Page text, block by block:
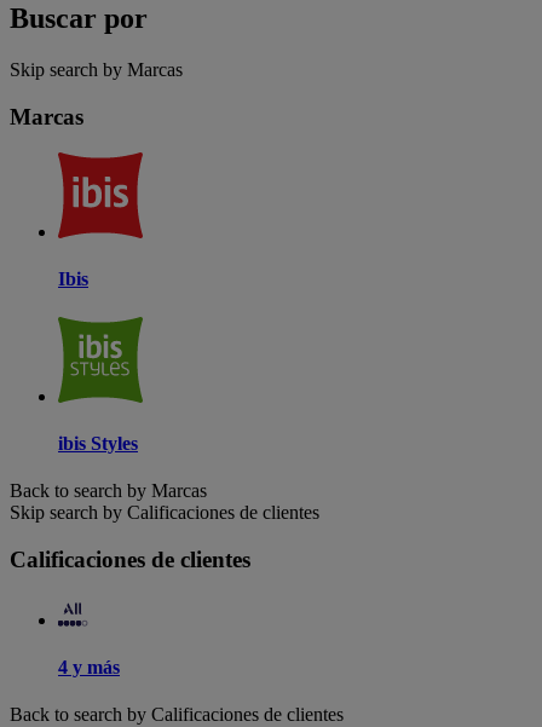
Buscar por
Skip search by Marcas
Marcas
Ibis
ibis Styles
Back to search by Marcas
Skip search by Calificaciones de clientes
Calificaciones de clientes
4 y más
Back to search by Calificaciones de clientes